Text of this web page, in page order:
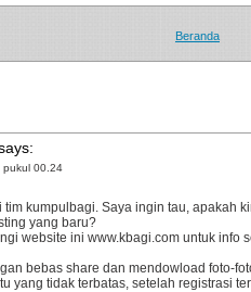
Beranda
pukul 00.24
tim kumpulbagi. Saya ingin tau, apakah
yang baru?
website ini www.kbagi.com untuk info
bebas share dan mendowload foto-
yang tidak terbatas, setelah registrasi